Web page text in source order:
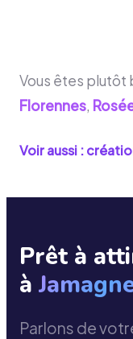
Vous êtes plutôt
Florennes,
Voir aussi :
Prêt à
à
Parlons de